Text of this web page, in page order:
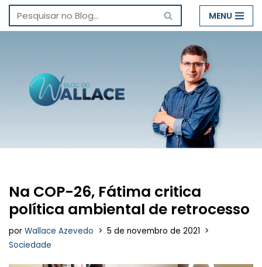
Pular
conteúdo
MENU
Na COP-26, Fátima critica
política ambiental de retrocesso
por Wallace Azevedo
5 de novembro de 2021
Sociedade